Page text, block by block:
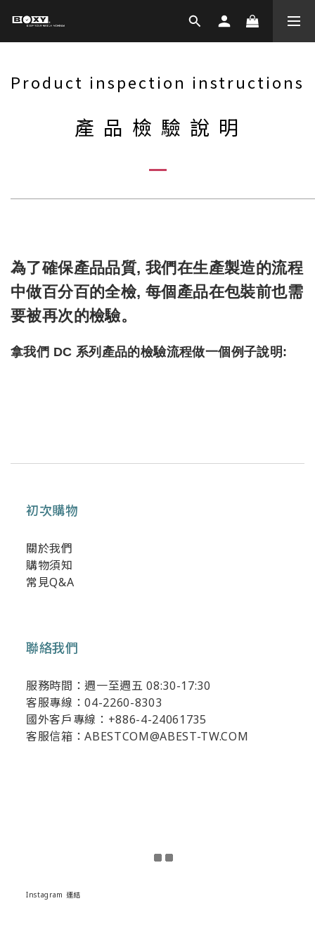
Product inspection instructions
產 品 檢 驗 說 明
為了確保產品品質, 我們在生產製造的流程
中做百分百的全檢, 每個產品在包裝前也需
要被再次的檢驗。
拿我們 DC 系列產品的檢驗流程做一個例子說明:
初次購物
關於我們
購物須知
常見Q&A
聯絡我們
服務時間：週一至週五 08:30-17:30
客服專線：04-2260-8303
國外客戶專線：+886-4-24061735
客服信箱：ABESTCOM@ABEST-TW.COM
Instagram 連結